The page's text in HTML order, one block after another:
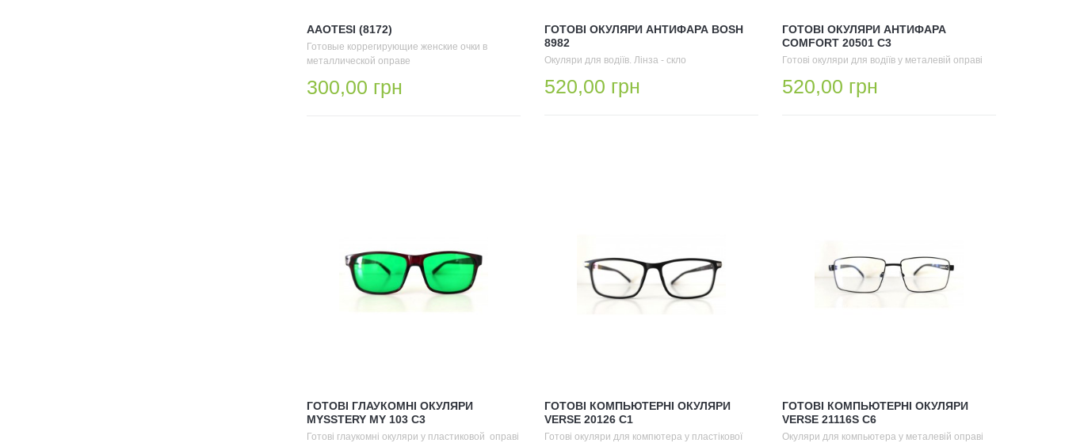
AAOTESI (8172)
Готовые коррегирующие женские очки в
металлической оправе
300,00 грн
ГОТОВІ ОКУЛЯРИ АНТИФАРА BOSH
8982
Окуляри для водіїв. Лінза - скло
520,00 грн
ГОТОВІ ОКУЛЯРИ АНТИФАРА
COMFORT 20501 C3
Готові окуляри для водіїв у металевій оправі
520,00 грн
ГОТОВІ ГЛАУКОМНІ ОКУЛЯРИ
MYSSTERY MY 103 C3
Готові глаукомні окуляри у пластиковой оправі
ГОТОВІ КОМПЬЮТЕРНІ ОКУЛЯРИ
VERSE 20126 С1
Готові окуляри для компютера у пластікової
ГОТОВІ КОМПЬЮТЕРНІ ОКУЛЯРИ
VERSE 21116S C6
Окуляри для компьютера у металевій оправі